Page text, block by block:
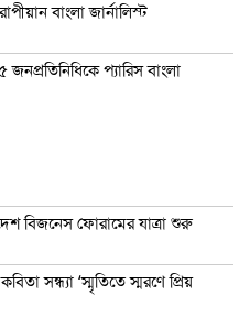
বাংলা জার্নালিস্ট
জনপ্রতিনিধিকে প্যারিস বাংলা
বিজনেস ফোরামের যাত্রা শুরু
সন্ধ্যা ‘স্মৃতিতে স্মরণে প্রিয়